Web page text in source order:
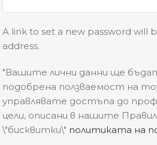
A link to set a new password will
address.
"Вашите лични данни ще бъдат
подобрена ползваемост на
управлявате достъпа до
цели, описани в нашите
\"бисквитки\" политиката на